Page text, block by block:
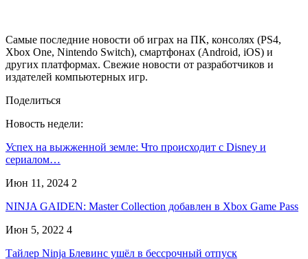
Самые последние новости об играх на ПК, консолях (PS4,
Xbox One, Nintendo Switch), смартфонах (Android, iOS) и
других платформах. Свежие новости от разработчиков и
издателей компьютерных игр.
Поделиться
Новость недели:
Успех на выжженной земле: Что происходит с Disney и
сериалом…
Июн 11, 2024 2
NINJA GAIDEN: Master Collection добавлен в Xbox Game Pass
Июн 5, 2022 4
Тайлер Ninja Блевинс ушёл в бессрочный отпуск